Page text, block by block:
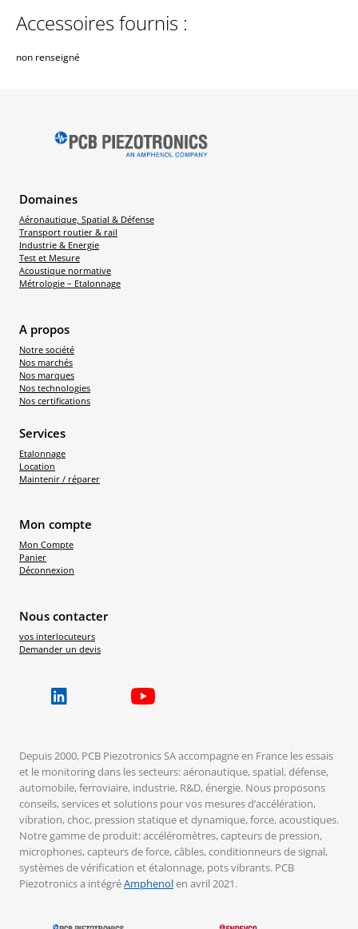
Accessoires fournis :
non renseigné
Domaines
Aéronautique, Spatial & Défense
Transport routier & rail
Industrie & Energie
Test et Mesure
Acoustique normative
Métrologie – Etalonnage
A propos
Notre société
Nos marchés
Nos marques
Nos technologies
Nos certifications
Services
Etalonnage
Location
Maintenir / réparer
Mon compte
Mon Compte
Panier
Déconnexion
Nous contacter
vos interlocuteurs
Demander un devis
Depuis 2000, PCB Piezotronics SA accompagne en France les essais
et le monitoring dans les secteurs: aéronautique, spatial, défense,
automobile, ferroviaire, industrie, R&D, énergie. Nous proposons
conseils, services et solutions pour vos mesures d’accélération,
vibration, choc, pression statique et dynamique, force, acoustiques.
Notre gamme de produit: accéléromètres, capteurs de pression,
microphones, capteurs de force, câbles, conditionneurs de signal,
systèmes de vérification et étalonnage, pots vibrants. PCB
Piezotronics a intégréAmphenolen avril 2021.